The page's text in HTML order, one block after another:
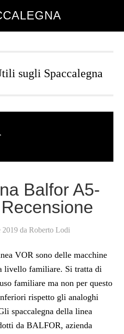
sugli Spaccalegna
Balfor A5-
2019 daRoberto Lodi
VOR sono delle macchine
livello familiare. Si tratta di
familiare ma non per questo
rispetto gli analoghi
spaccalegna della linea
da BALFOR, azienda